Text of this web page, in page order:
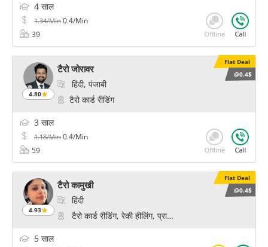
4 साल
1.34/Min 0.4/Min
39
Flat Deal
@0.4$
4.80
टैरो जोरावर
हिंदी, पंजाबी
टैरो कार्ड रीडिंग
3 साल
1.18/Min 0.4/Min
59
Flat Deal
@0.4$
4.93
टैरो कामुखी
हिंदी
टैरो कार्ड रीडिंग, रेकी हीलिंग, प्राणिक हीलिंग, चक्र हीलिंग
5 साल